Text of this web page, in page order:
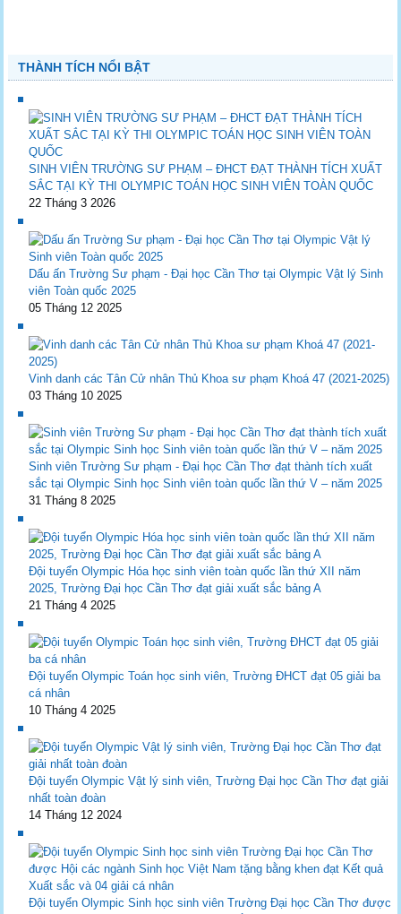
THÀNH TÍCH NỔI BẬT
SINH VIÊN TRƯỜNG SƯ PHẠM – ĐHCT ĐẠT THÀNH TÍCH XUẤT
SẮC TẠI KỲ THI OLYMPIC TOÁN HỌC SINH VIÊN TOÀN QUỐC
22 Tháng 3 2026
Dấu ấn Trường Sư phạm - Đại học Cần Thơ tại Olympic Vật lý Sinh
viên Toàn quốc 2025
05 Tháng 12 2025
Vinh danh các Tân Cử nhân Thủ Khoa sư phạm Khoá 47 (2021-2025)
03 Tháng 10 2025
Sinh viên Trường Sư phạm - Đại học Cần Thơ đạt thành tích xuất
sắc tại Olympic Sinh học Sinh viên toàn quốc lần thứ V – năm 2025
31 Tháng 8 2025
Đội tuyển Olympic Hóa học sinh viên toàn quốc lần thứ XII năm
2025, Trường Đại học Cần Thơ đạt giải xuất sắc bảng A
21 Tháng 4 2025
Đội tuyển Olympic Toán học sinh viên, Trường ĐHCT đạt 05 giải ba
cá nhân
10 Tháng 4 2025
Đội tuyển Olympic Vật lý sinh viên, Trường Đại học Cần Thơ đạt giải
nhất toàn đoàn
14 Tháng 12 2024
Đội tuyển Olympic Sinh học sinh viên Trường Đại học Cần Thơ được